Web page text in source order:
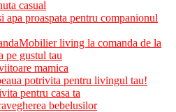
casual
apa proaspata pentru companionul
Mobilier living la comanda de la
pe gustul tau
mamica
potrivita pentru livingul tau!
pentru casa ta
bebelusilor